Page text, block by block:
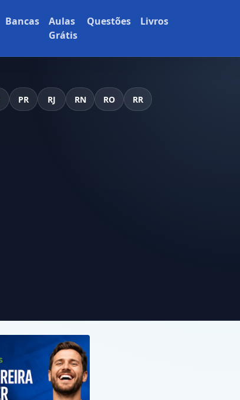
Bancas
Aulas
Grátis
Questões Livros
PR RJ RN RO RR